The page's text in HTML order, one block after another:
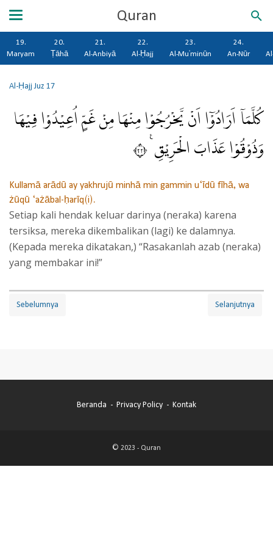
Quran
19.
Maryam
20.
Ṭāhā
21.
Al-Anbiyā
22.
Al-Ḥajj
23.
Al-Mu'minūn
24.
An-Nūr
Al-ḤajjJuz 17
كُلَّمَآ اَرَادُوْٓا اَنْ يَّخْرُجُوْا مِنْهَا مِنْ غَمٍّ اُعِيْدُوْا فِيْهَا
وَذُوْقُوْا عَذَابَ الْحَرِيْقِ ࣖ ٢٢
Kullamā arādū ay yakhrujū minhā min gammin u‘īdū fīhā, wa
żūqū ‘ażābal-ḥarīq(i).
Setiap kali hendak keluar darinya (neraka) karena
tersiksa, mereka dikembalikan (lagi) ke dalamnya.
(Kepada mereka dikatakan,) “Rasakanlah azab (neraka)
yang membakar ini!”
Sebelumnya Selanjutnya
Beranda Privacy Policy Kontak
© 2023 - Quran